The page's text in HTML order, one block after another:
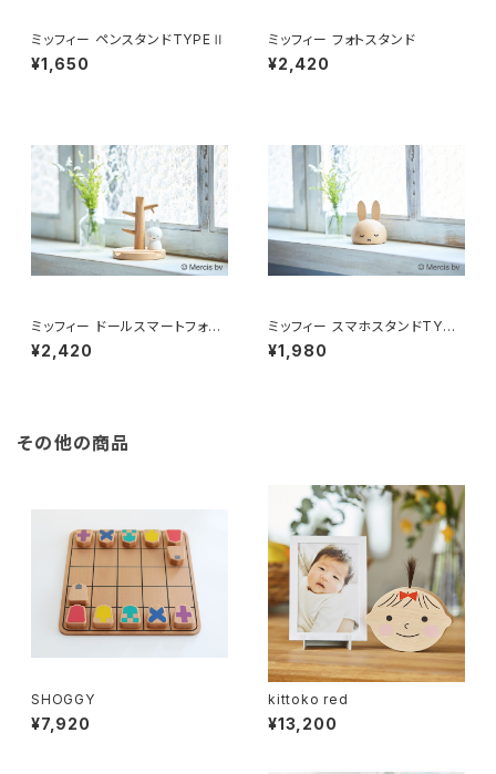
ミッフィー ペンスタンドTYPEⅡ
¥1,650
ミッフィー フォトスタンド
¥2,420
ミッフィー ドールスマートフォン
スタンド
¥2,420
ミッフィー スマホスタンドTYPE
Ⅱ
¥1,980
その他の商品
SHOGGY
¥7,920
kittoko red
¥13,200